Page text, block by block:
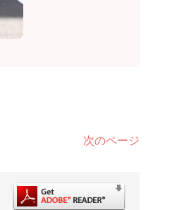
次のページ